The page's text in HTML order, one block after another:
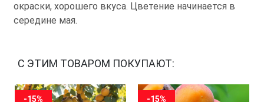
окраски, хорошего вкуса. Цветение начинается в
середине мая.
С ЭТИМ ТОВАРОМ ПОКУПАЮТ:
-15% -15%